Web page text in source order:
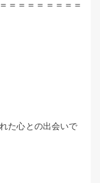
＝＝＝＝＝＝＝＝
た心との出会いで